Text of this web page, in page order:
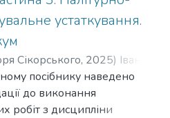
устаткування.
Сікорського, 2025) Іванко,
;Зенкін, Микола
посібнику наведено
до виконання
робіт з дисципліни